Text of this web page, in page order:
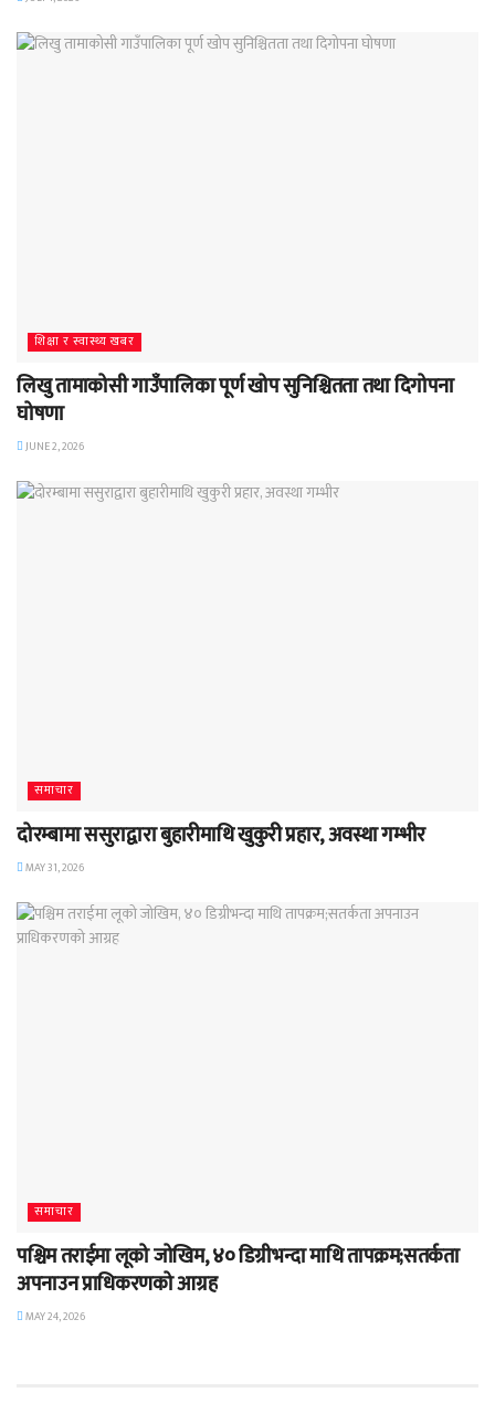
शिक्षा र स्वास्थ्य खबर
लिखु तामाकोसी गाउँपालिका पूर्ण खोप सुनिश्चितता तथा दिगोपना
घोषणा
JUNE 2, 2026
समाचार
दोरम्बामा ससुराद्वारा बुहारीमाथि खुकुरी प्रहार, अवस्था गम्भीर
MAY 31, 2026
समाचार
पश्चिम तराईमा लूको जोखिम, ४० डिग्रीभन्दा माथि तापक्रम;सतर्कता
अपनाउन प्राधिकरणको आग्रह
MAY 24, 2026